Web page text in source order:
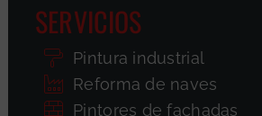
SERVICIOS
Pintura industrial
Reforma de naves
Pintores de fachadas